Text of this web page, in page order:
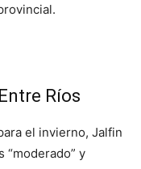
Ríos
el invierno, Jalfin
“moderado” y